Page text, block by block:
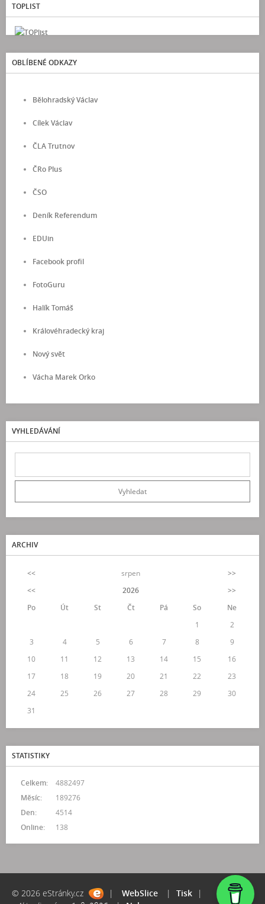
TOPLIST
OBLÍBENÉ ODKAZY
Bělohradský Václav
Cílek Václav
ČLA Trutnov
ČRo Plus
ČSO
Deník Referendum
EDUin
Facebook profil
FotoGuru
Halík Tomáš
Královéhradecký kraj
Nový svět
Vácha Marek Orko
VYHLEDÁVÁNÍ
ARCHIV
<< srpen
>>
<<
2026
>>
Po
Út St Čt Pá So
Ne
1
2
3
4 5 6 7 8
9
10
11 12 13 14 15
16
17
18 19 20 21 22
23
24
25 26 27 28 29
30
31
STATISTIKY
Online: 138
Celkem:
4882497
Měsíc:
189276
Den:
4514
© 2026 eStránky.cz | WebSlice | Tisk
|